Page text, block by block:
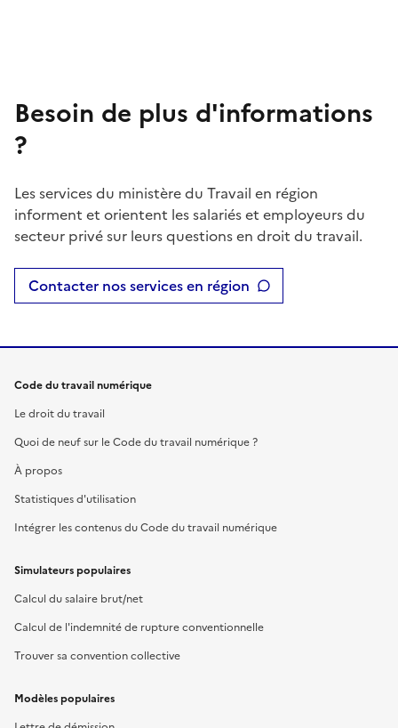
Besoin de plus d'informations
?
Les services du ministère du Travail en région
informent et orientent les salariés et employeurs du
secteur privé sur leurs questions en droit du travail.
Contacter nos services en région
Code du travail numérique
Le droit du travail
Quoi de neuf sur le Code du travail numérique ?
À propos
Statistiques d'utilisation
Intégrer les contenus du Code du travail numérique
Simulateurs populaires
Calcul du salaire brut/net
Calcul de l'indemnité de rupture conventionnelle
Trouver sa convention collective
Modèles populaires